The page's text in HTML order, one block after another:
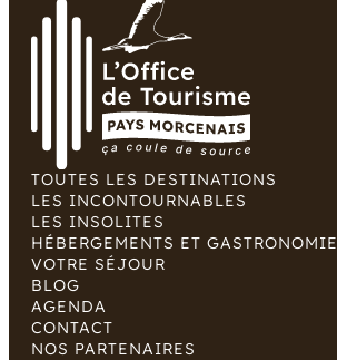
TOUTES LES DESTINATIONS
LES INCONTOURNABLES
LES INSOLITES
HÉBERGEMENTS ET GASTRONOMIE
VOTRE SÉJOUR
BLOG
AGENDA
CONTACT
NOS PARTENAIRES